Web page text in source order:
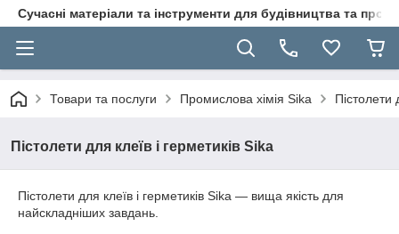
Сучасні матеріали та інструменти для будівництва та
Товари та послуги Промислова хімія Sika Пістолети
Пістолети для клеїв і герметиків Sika
Пістолети для клеїв і герметиків Sika — вища якість для
найскладніших завдань.